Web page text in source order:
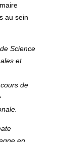
au sein
Science
et
de
en